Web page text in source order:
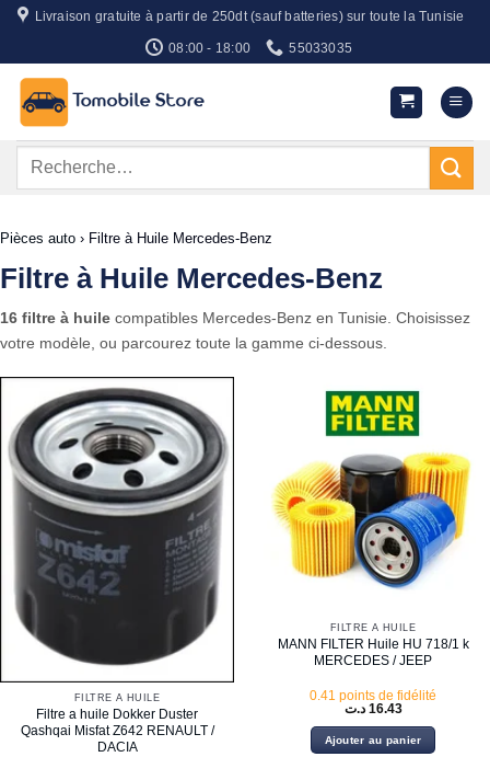
Passer
contenu
Livraison gratuite à partir de 250dt (sauf batteries) sur toute la Tunisie
08:00 - 18:00 55033035
Recherche
Pièces auto › Filtre à Huile Mercedes-Benz
Filtre à Huile Mercedes-Benz
16 filtre à huile compatibles Mercedes-Benz en Tunisie. Choisissez
votre modèle, ou parcourez toute la gamme ci-dessous.
FILTRE À HUILE
Filtre a huile Dokker Duster
Qashqai Misfat Z642 RENAULT /
DACIA
FILTRE À HUILE
MANN FILTER Huile HU 718/1 k
MERCEDES / JEEP
0.41 points de fidélité
16.43 د.ت
Ajouter au panier